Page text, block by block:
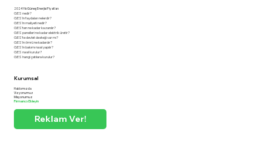
Kurumsal
Hakkımızda
Vizyonumuz
Misyonumuz
Firmanızı Ekleyin
Reklam Ver!
2024 Yılı Güneş Enerjisi Fiyatları
GES nedir?
GES'in faydaları nelerdir?
GES'in maliyeti nedir?
GES'ten ne kadar kazanılır?
GES panelleri ne kadar elektrik üretir?
GES'te devlet desteği var mı?
GES'in ömrü ne kadardır?
GES'in bakımı nasıl yapılır?
GES nasıl kurulur?
GES hangi çatılara kurulur?